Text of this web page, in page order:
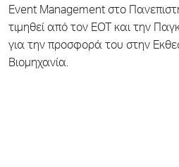
Event Management στο
τιμηθεί από τον ΕΟΤ και την
για την προσφορά του στην
Βιομηχανία.